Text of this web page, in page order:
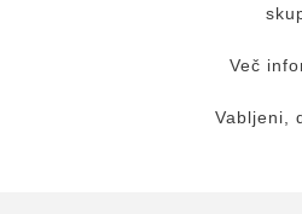
Več
Vabljeni,